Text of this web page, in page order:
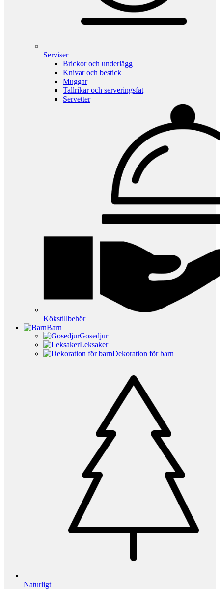
Serviser
Brickor och underlägg
Knivar och bestick
Muggar
Tallrikar och serveringsfat
Servetter
Kökstillbehör
Barn
Gosedjur
Leksaker
Dekoration för barn
Naturligt